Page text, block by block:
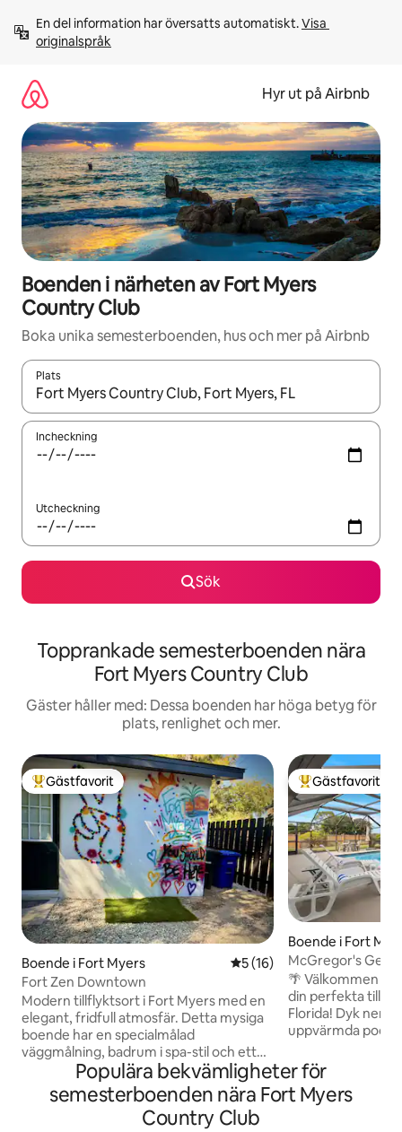
innehåll
En del information har översatts automatiskt. Visa
originalspråk
Hyr ut på Airbnb
Boenden i närheten av Fort Myers
Country Club
Boka unika semesterboenden, hus och mer på Airbnb
Plats
När resultaten är tillgängliga kan du navigera med upp- och
Incheckning
Utcheckning
Sök
Topprankade semesterboenden nära
Fort Myers Country Club
Gäster håller med: Dessa boenden har höga betyg för
plats, renlighet och mer.
Populär gästfavorit
Gästfavorit
Boende i Fort Myers 5 av 5 i genomsnittligt
5 (16)
Fort Zen Downtown
Modern tillflyktsort i Fort Myers med en
elegant, fridfull atmosfär. Detta mysiga
boende har en specialmålad
väggmålning, badrum i spa-stil och ett
elegant kök med barstolar. Njut av ett
privat utomhusutrymme med en livlig
fotoplats värdig sociala medier. Snabbt
wifi och bara några minuter från
Populär
Gästfavorit
Boende i Fort
McGregor's
3BR/2BA River
🌴 Välkommen
din perfekta
Florida! Dyk ner i
uppvärmda pool,
perfekta
trädkantat
några minuter
Populära bekvämligheter för
semesterboenden nära Fort Myers
Country Club